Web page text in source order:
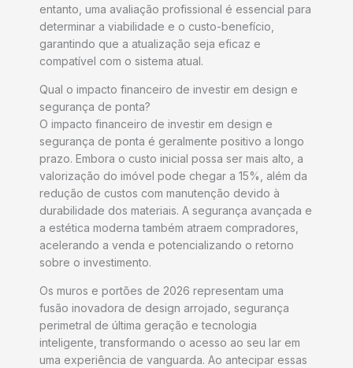
entanto, uma avaliação profissional é essencial para
determinar a viabilidade e o custo-benefício,
garantindo que a atualização seja eficaz e
compatível com o sistema atual.
Qual o impacto financeiro de investir em design e
segurança de ponta?
O impacto financeiro de investir em design e
segurança de ponta é geralmente positivo a longo
prazo. Embora o custo inicial possa ser mais alto, a
valorização do imóvel pode chegar a 15%, além da
redução de custos com manutenção devido à
durabilidade dos materiais. A segurança avançada e
a estética moderna também atraem compradores,
acelerando a venda e potencializando o retorno
sobre o investimento.
Os muros e portões de 2026 representam uma
fusão inovadora de design arrojado, segurança
perimetral de última geração e tecnologia
inteligente, transformando o acesso ao seu lar em
uma experiência de vanguarda. Ao antecipar essas